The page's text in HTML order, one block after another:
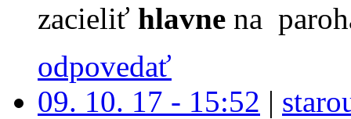
zacieliť hlavne na
odpovedať
09. 10. 17 - 15:52 |